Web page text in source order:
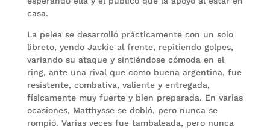
casa.
La pelea se desarrolló prácticamente con un solo
libreto, yendo Jackie al frente, repitiendo golpes,
variando su ataque y sintiéndose cómoda en el
ring, ante una rival que como buena argentina, fue
resistente, combativa, valiente y entregada,
físicamente muy fuerte y bien preparada. En varias
ocasiones, Matthysse se dobló, pero nunca se
rompió. Varias veces fue tambaleada, pero nunca